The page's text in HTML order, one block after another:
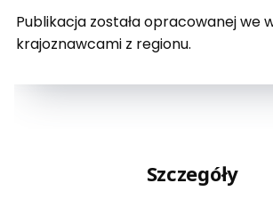
Publikacja została opracowanej we
krajoznawcami z regionu.
Szczegóły